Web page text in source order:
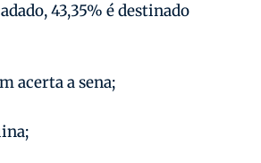
43,35% é destinado
acerta a sena;